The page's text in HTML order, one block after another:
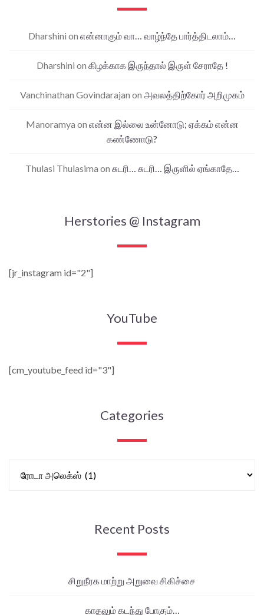
Dharshini on என்னாகும் வா… வாழ்ந்தே பார்த்திடலாம்…
Dharshini on கிழக்காக இருந்தால் இருள் சேராதே !
Vanchinathan Govindarajan on அவலத்திற்கோர் அறிமுகம்
Manoramya on என்ன இல்லை உன்னோடு; ஏக்கம் என்ன
கண்ணோடு?
Thulasi Thulasima on சுடரி… சுடரி… இருளில் ஏங்காதே…
Herstories @ Instagram
[jr_instagram id="2"]
YouTube
[cm_youtube_feed id="3"]
Categories
Recent Posts
சிறுநீரக மாற்று அறுவை சிகிச்சை
காதலும் கடந்து போகும்…